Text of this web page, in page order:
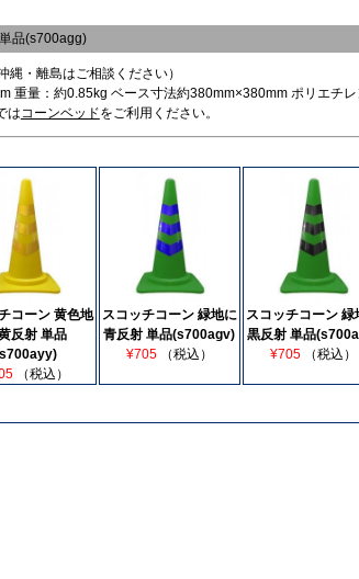
品(s700agg)
縄・離島はご相談ください）
量：約0.85kg ベース寸法約380mm×380mm ポリエチレ
はコーンベッドをご利用ください。
コーン 黄色地
反射 単品
（税込）
スコッチコーン 緑地に
青反射 単品(s700agv)
¥705
（税込）
スコッチコーン 緑
黒反射 単品
¥705
（税込）